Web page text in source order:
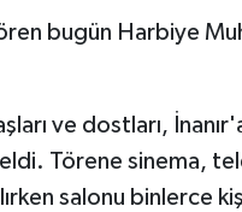
bugün Harbiye
ve dostları,
Törene sinema,
salonu binlerce